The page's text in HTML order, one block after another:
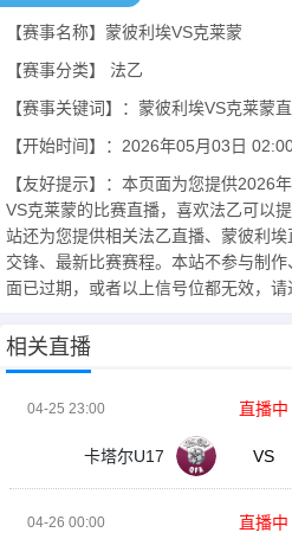
【赛事名称】蒙彼利埃VS克莱蒙
【赛事分类】 法乙
【赛事关键词】：蒙彼利埃VS克莱蒙
【开始时间】：2026年05月03日
【友好提示】：本页面为您提供2026
VS克莱蒙的比赛直播，喜欢法乙可以
站还为您提供相关法乙直播、蒙彼利
交锋、最新比赛赛程。本站不参与制
面已过期，或者以上信号位都无效，请
相关直播
04-25 23:00
卡塔尔U17 VS
直播中
04-26 00:00 直播中